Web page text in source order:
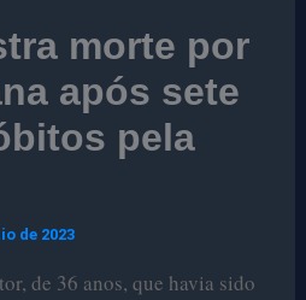
morte por
após sete
pela
de 2023
de 36 anos, que havia sido